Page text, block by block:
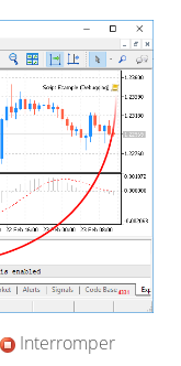
Interromper